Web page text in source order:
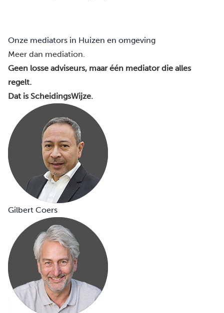
Onze mediators in Huizen en omgeving
Meer dan mediation.
Geen losse adviseurs, maar één mediator die alles
regelt.
Dat is ScheidingsWijze.
Gilbert Coers